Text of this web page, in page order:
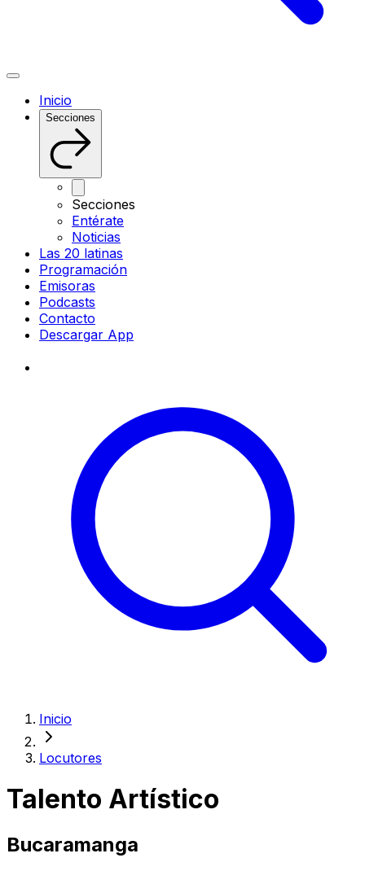
Inicio
Secciones
Secciones
Entérate
Noticias
Las 20 latinas
Programación
Emisoras
Podcasts
Contacto
Descargar App
Inicio
Locutores
Talento Artístico
Bucaramanga